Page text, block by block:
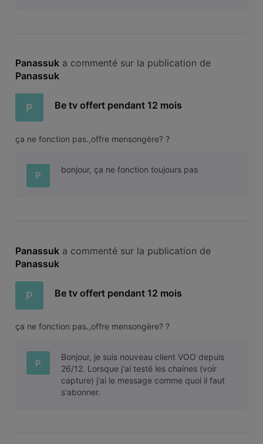
Panassuk a commenté sur la publication de
Panassuk
P Be tv offert pendant 12 mois
ça ne fonction pas.,offre mensongère? ?
P
bonjour, ça ne fonction toujours pas
Panassuk a commenté sur la publication de
Panassuk
P Be tv offert pendant 12 mois
ça ne fonction pas.,offre mensongère? ?
P
Bonjour, je suis nouveau client VOO depuis
26/12. Lorsque j'ai testé les chaines (voir
capture) j'ai le message comme quoi il faut
s'abonner.